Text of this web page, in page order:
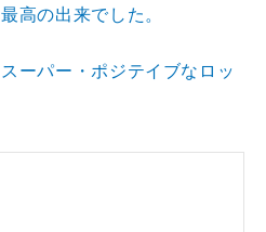
高の出来でした。
ーパー・ポジテイブなロッ